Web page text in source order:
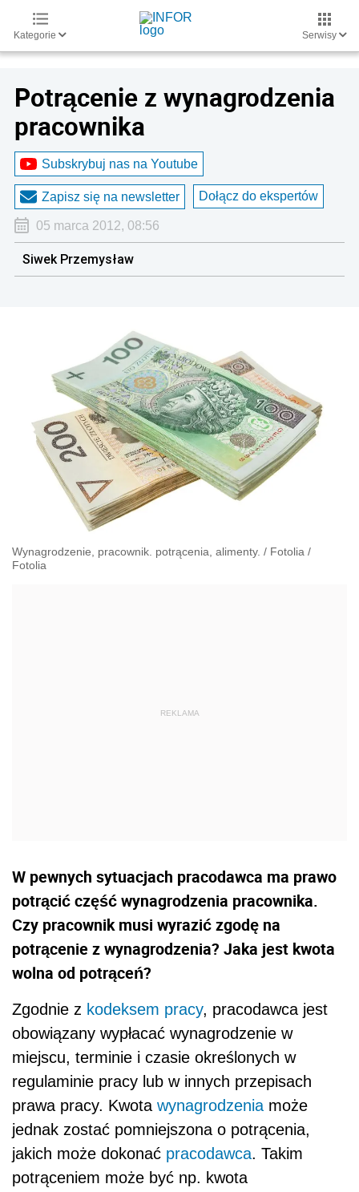
Kategorie Serwisy
Potrącenie z wynagrodzenia
pracownika
Subskrybuj nas na Youtube
Zapisz się na newsletter Dołącz do ekspertów
05 marca 2012, 08:56
Siwek Przemysław
Wynagrodzenie, pracownik. potrącenia, alimenty. / Fotolia /
Fotolia
W pewnych sytuacjach pracodawca ma prawo
potrącić część wynagrodzenia pracownika.
Czy pracownik musi wyrazić zgodę na
potrącenie z wynagrodzenia? Jaka jest kwota
wolna od potrąceń?
Zgodnie z kodeksem pracy, pracodawca jest
obowiązany wypłacać wynagrodzenie w
miejscu, terminie i czasie określonych w
regulaminie pracy lub w innych przepisach
prawa pracy. Kwota wynagrodzeniamoże
jednak zostać pomniejszona o potrącenia,
jakich może dokonać pracodawca. Takim
potrąceniem może być np. kwota